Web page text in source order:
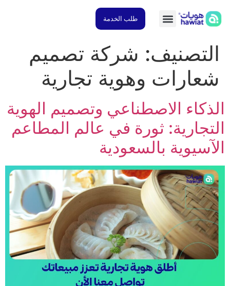
طلب الخدمة
شركة تصميم
وهوية تجارية
الاصطناعي وتصميم الهوية
ثورة في عالم المطاعم
بالسعودية